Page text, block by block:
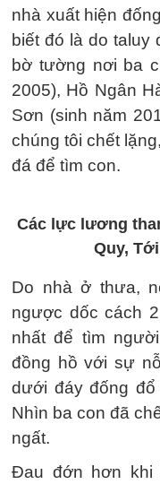
nhà xuất hiện
biết đó là do taluy
bờ tường nơi ba
2005), Hồ Ngân
Sơn (sinh năm
chúng tôi chết
đá để tìm con.
Các lực lương
Quy,
Do nhà ở thưa,
ngược dốc cách
nhất để tìm
đồng hồ với sự
dưới đáy đống
Nhìn ba con đã
ngất.
Đau đớn hơn khi